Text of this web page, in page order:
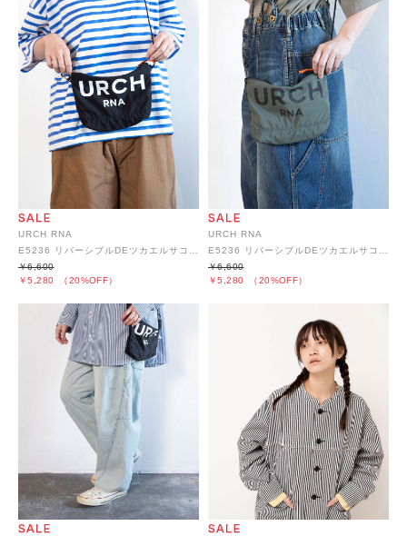
URCH RNA
￥5,280 （20%OFF）
￥6,600
URCH RNA
￥5,280 （20%OFF）
￥6,600